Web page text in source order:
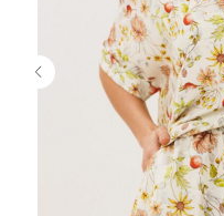
Сайт носит исключительно
о моделях предоставляется для
офертой. Приобретение товара в
на его приобретение возможно